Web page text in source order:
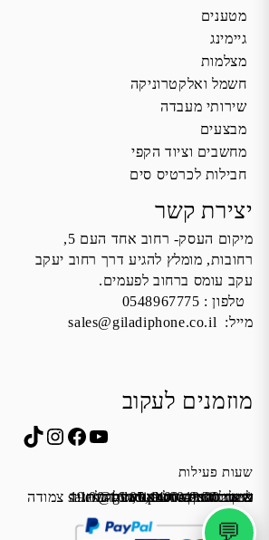
💬
מטענים
גיימינג
מצלמות
חשמל ואלקטרוניקה
שירותי מעבדה
מבצעים
מחשבים וציוד הקפי
חבילות לכרטיס סים
יצירת קשר
מיקום העסק- רחוב אחד העם 5,
רחובות, מומלץ להגיע דרך רחוב יעקב
עקב עומס ברחוב לפעמים.
טלפון : 0548967775
מייל: sales@giladiphone.co.il
מוזמנים לעקוב
YouTube
Facebook
שעות פעילות
כתובת: אחד העם 5, רחובות
א׳-ה׳ 19:00-16:00,14:00-9:30
שישי 9:00-13:00
שבת סגור
מייל:sales@giladiphone.co.il
מיקום חנייה: יש אפשרות לחניה צמודה
לחנות התקשרו ואדאג לזה.
*נא להתקשר לפני הגעה